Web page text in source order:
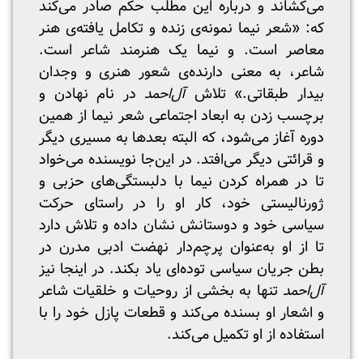
می‌کشاند و درباره این مطلب حکم صادر می‌کند
که: «شعر نیما نمونه‌ی زنده و تکامل یافته‌ی هنر
معاصر است. و نیما یک هنرمند شاعر است.
شاعر، به معنی دارنده‌ی شعور هنری و وجدان
بیدار طبقاتی.» تلاشآل‌احمد در نام نهادن و
برچسب‌ زدن به ابعاد اجتماعی شعر نیما از همین
دوره آغاز می‌شود، که البته بعدها به مسیری دیگر
و قرائتی دیگر می‌افتد. در این‌جا نویسنده می‌خواد
تا در همراه کردن نیما با دلبستگی‌های حزبی و
ژورنالیستی خود، کار او را در راستای حرکت
سیاسی خود و دوستانش نشان داده و تلاش دارد
تا از او به‌عنوان پرچم‌دار نهضت ادبی مدرن در
بطن جریان سیاسی توده‌ای یاد بکند. در اینجا نیز
آل‌احمدتنها به بخشی از روحیات و خلقیات شاعر
و اشعار او بسنده می‌کند و قطعات پازل خود را با
استفاده از او تکمیل می‌کند.